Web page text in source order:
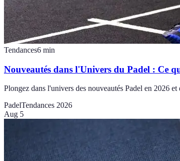
Tendances6 min
Nouveautés dans l'Univers du Padel : Ce
Plongez dans l'univers des nouveautés Padel en 2026
PadelTendances 2026
Aug 5